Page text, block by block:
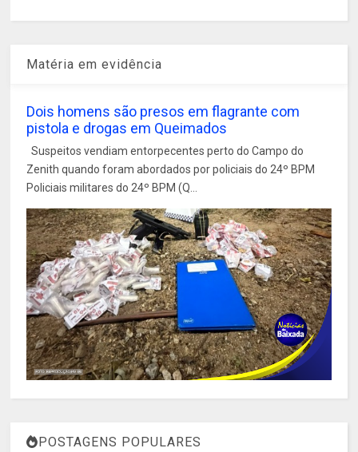
Matéria em evidência
Dois homens são presos em flagrante com
pistola e drogas em Queimados
Suspeitos vendiam entorpecentes perto do Campo do
Zenith quando foram abordados por policiais do 24º BPM
Policiais militares do 24º BPM (Q...
POSTAGENS POPULARES